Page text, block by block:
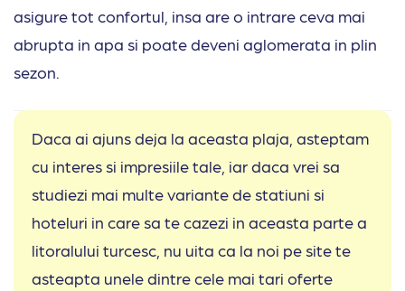
asigure tot confortul, insa are o intrare ceva mai
abrupta in apa si poate deveni aglomerata in plin
sezon.
Daca ai ajuns deja la aceasta plaja, asteptam
cu interes si impresiile tale, iar daca vrei sa
studiezi mai multe variante de statiuni si
hoteluri in care sa te cazezi in aceasta parte a
litoralului turcesc, nu uita ca la noi pe site te
asteapta unele dintre cele mai tari oferte